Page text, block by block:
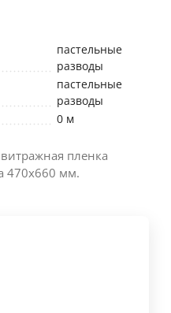
пастельные
разводы
пастельные
разводы
0 м
пленка
470х660 мм.